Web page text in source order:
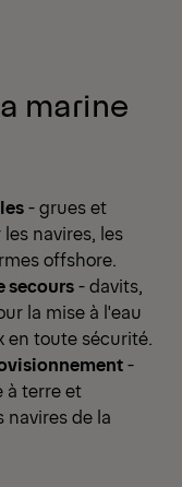
marine
- grues et
navires, les
offshore.
secours- davits,
la mise à l'eau
en toute sécurité.
-
à terre et
de la